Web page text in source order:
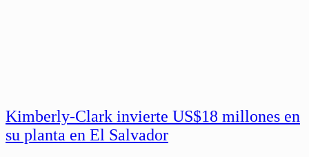
Kimberly-Clark invierte US$18 millones en
su planta en El Salvador